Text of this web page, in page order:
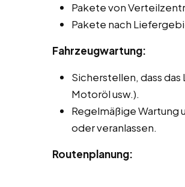
Pakete von
Pakete nach
Fahrzeugwartung:
Sicherstellen, dass
Motoröl usw.).
Regelmäßige Wartung
oder veranlassen.
Routenplanung: